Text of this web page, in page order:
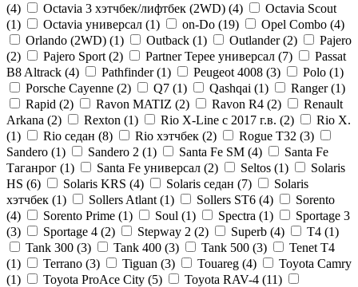
(4) Octavia 3 хэтчбек/лифтбек (2WD) (4)
Octavia Scout
(1) Octavia универсал (1) on-Do (19) Opel Combo (4)
Orlando (2WD) (1) Outback (1) Outlander (2)
Pajero
(2) Pajero Sport (2) Partner Tepee универсал (7)
Passat
B8 Altrack (4) Pathfinder (1) Peugeot 4008 (3) Polo (1)
Porsche Cayenne (2) Q7 (1) Qashqai (1) Ranger (1)
Rapid (2) Ravon MATIZ (2) Ravon R4 (2)
Renault
Arkana (2) Rexton (1) Rio X-Line c 2017 г.в. (2)
Rio X.
(1) Rio седан (8) Rio хэтчбек (2) Rogue T32 (3)
Sandero (1) Sandero 2 (1) Santa Fe SM (4)
Santa Fe
Таганрог (1) Santa Fe универсал (2) Seltos (1)
Solaris
HS (6) Solaris KRS (4) Solaris седан (7)
Solaris
хэтчбек (1) Sollers Atlant (1) Sollers ST6 (4)
Sorento
(4) Sorento Prime (1) Soul (1) Spectra (1)
Sportage 3
(3) Sportage 4 (2) Stepway 2 (2) Superb (4) T4 (1)
Tank 300 (3) Tank 400 (3) Tank 500 (3)
Tenet T4
(1) Terrano (3) Tiguan (3) Touareg (4)
Toyota Camry
(1) Toyota ProAce City (5) Toyota RAV-4 (11)